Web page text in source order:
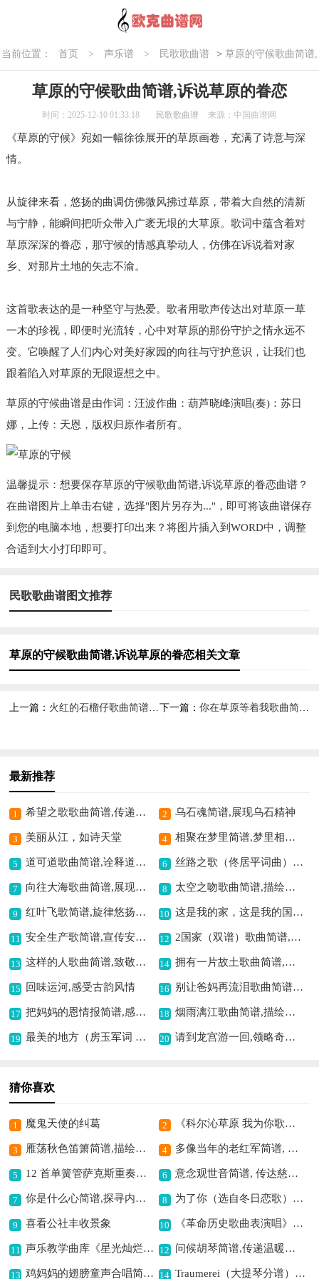
当前位置： 首页 > 声乐谱 > 民歌歌曲谱 > 草原的守候歌曲简谱,
草原的守候歌曲简谱,诉说草原的眷恋
时间：2025-12-10 01:33:18 民歌歌曲谱 来源：中国曲谱网
《草原的守候》宛如一幅徐徐展开的草原画卷，充满了诗意与深
情。
从旋律来看，悠扬的曲调仿佛微风拂过草原，带着大自然的清新
与宁静，能瞬间把听众带入广袤无垠的大草原。歌词中蕴含着对
草原深深的眷恋，那守候的情感真挚动人，仿佛在诉说着对家
乡、对那片土地的矢志不渝。
这首歌表达的是一种坚守与热爱。歌者用歌声传达出对草原一草
一木的珍视，即便时光流转，心中对草原的那份守护之情永远不
变。它唤醒了人们内心对美好家园的向往与守护意识，让我们也
跟着陷入对草原的无限遐想之中。
草原的守候曲谱是由作词：汪波作曲：葫芦晓峰演唱(奏)：苏日
娜，上传：天恩，版权归原作者所有。
温馨提示：想要保存草原的守候歌曲简谱,诉说草原的眷恋曲谱？
在曲谱图片上单击右键，选择"图片另存为..."，即可将该曲谱保存
到您的电脑本地，想要打印出来？将图片插入到WORD中，调整
合适到大小打印即可。
民歌歌曲谱图文推荐
草原的守候歌曲简谱,诉说草原的眷恋相关文章
上一篇： 火红的石榴仔歌曲简谱,展现热烈民族风情 下一篇： 你在草原等着我歌曲简谱,展现草原深情厚谊
最新推荐
1 希望之歌歌曲简谱,传递希望之光 2 乌石魂简谱,展现乌石精神
3 美丽从江，如诗天堂 4 相聚在梦里简谱,梦里相聚情韵浓
5 道可道歌曲简谱,诠释道家智慧 6 丝路之歌（佟居平词曲）（五线谱）歌曲简谱,展现丝路风情
7 向往大海歌曲简谱,展现海洋之憧憬 8 太空之吻歌曲简谱,描绘宇宙浪漫情
9 红叶飞歌简谱,旋律悠扬动听 10 这是我的家，这是我的国歌曲简谱,家国情怀动人
11 安全生产歌简谱,宣传安全理念 12 2国家（双谱）歌曲简谱,爱国主题佳作
13 这样的人歌曲简谱,致敬平凡英雄 14 拥有一片故土歌曲简谱,寄托故土深情
15 回味运河,感受古韵风情 16 别让爸妈再流泪歌曲简谱,传递孝亲之情
17 把妈妈的恩情报简谱,感恩母爱之作 18 烟雨漓江歌曲简谱,描绘漓江诗意美
19 最美的地方（房玉军词 刘泽湖曲）歌曲简谱,描绘绝美之境 20 请到龙宫游一回,领略奇幻水世界
猜你喜欢
1 魔鬼天使的纠葛 2 《科尔沁草原 我为你歌唱》李潇倩 李安敏词 曲简谱,抒发草原热爱情
3 雁荡秋色笛箫简谱,描绘秋日宁静之美 4 多像当年的老红军简谱, 致敬红色精神
5 12 首单簧管萨克斯重奏之七,展现别样重奏魅力 6 意念观世音简谱, 传达慈悲之意
7 你是什么心简谱,探寻内心真意 8 为了你（选自冬日恋歌）（小提琴二重奏+钢琴伴奏）提琴简谱, 传递冬日浪漫深情
9 喜看公社丰收景象 10 《革命历史歌曲表演唱》第三场 反围攻凯歌简谱,展现反围胜利豪情
11 声乐教学曲库《星光灿烂》,经典歌剧选段简谱 12 问候胡琴简谱,传递温暖之情怀
13 鸡妈妈的翅膀童声合唱简谱,展现温馨母爱之情 14 Traumerei（大提琴分谱）提琴简谱, 描绘梦幻般的意境